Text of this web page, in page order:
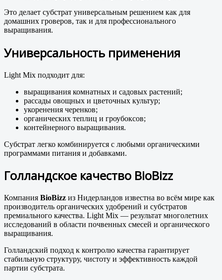
Это делает субстрат универсальным решением как для
домашних гроверов, так и для профессионального
выращивания.
Универсальность применения
Light Mix подходит для:
выращивания комнатных и садовых растений;
рассады овощных и цветочных культур;
укоренения черенков;
органических теплиц и гроубоксов;
контейнерного выращивания.
Субстрат легко комбинируется с любыми органическими
программами питания и добавками.
Голландское качество BioBizz
Компания BioBizz из Нидерландов известна во всём мире как
производитель органических удобрений и субстратов
премиального качества. Light Mix — результат многолетних
исследований в области почвенных смесей и органического
выращивания.
Голландский подход к контролю качества гарантирует
стабильную структуру, чистоту и эффективность каждой
партии субстрата.